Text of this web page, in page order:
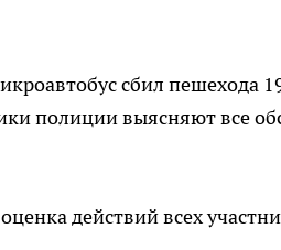
сбил пешехода
полиции выясняют все
действий всех